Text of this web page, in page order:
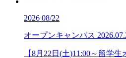
2026 08/22
オープンキャンパス
【8月22日(土)11:00～留学